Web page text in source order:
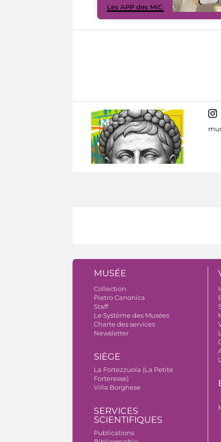
Les APP des MiC
MUSÉE
Collection
Pietro Canonica
Staff
Le Système des Musées
Charte des services
Newsletter
SIÈGE
La Fortezzuola (La Petite
Forteresse)
Villa Borghese
SERVICES
SCIENTIFIQUES
Publications